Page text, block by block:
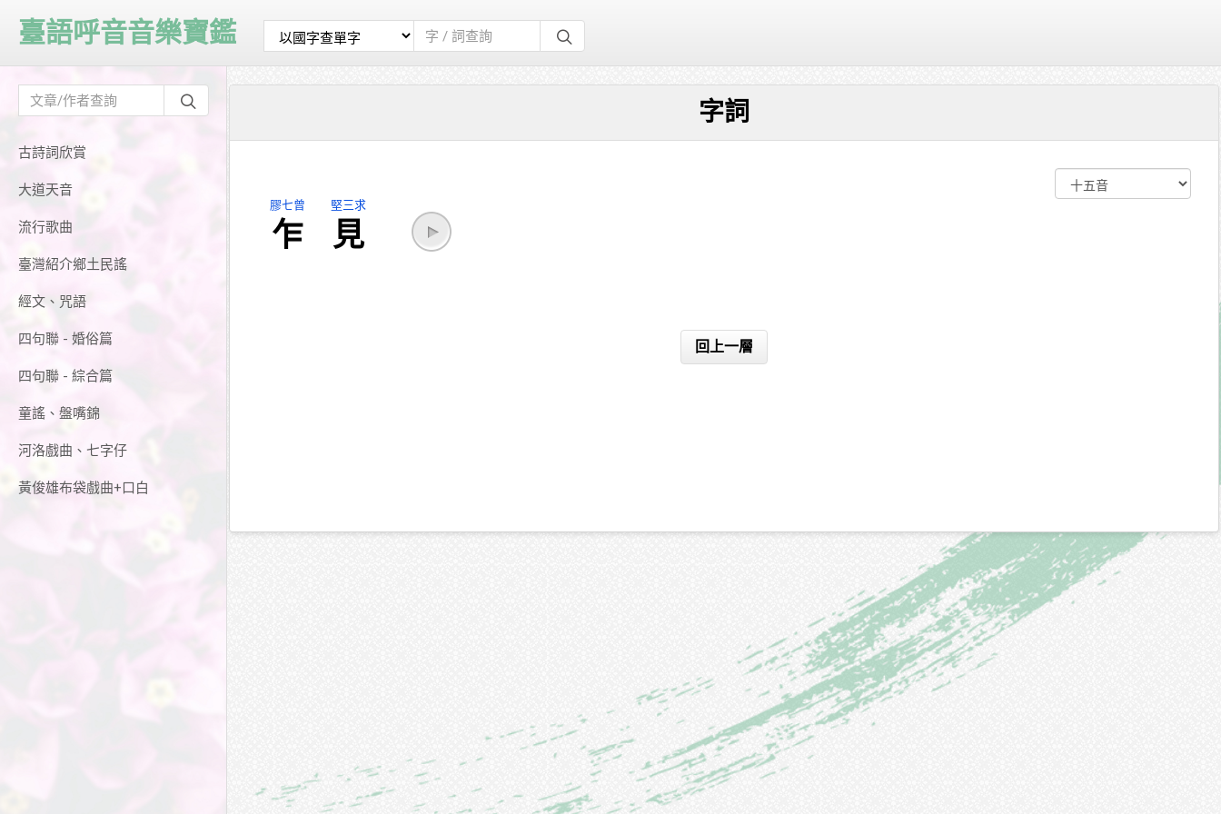
古詩詞欣賞
大道天音
流行歌曲
臺灣紹介鄉土民謠
經文、咒語
四句聯 - 婚俗篇
四句聯 - 綜合篇
童謠、盤嘴錦
河洛戲曲、七字仔
黃俊雄布袋戲曲+口白
臺語呼音音樂寶鑑
字詞
膠七曾
乍
堅三求
見
回上一層